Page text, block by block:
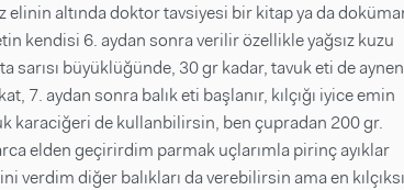
altında doktor tavsiyesi bir kitap ya da
kendisi 6. aydan sonra verilir özellikle yağsız kuzu
büyüklüğünde, 30 gr kadar, tavuk eti de
7. aydan sonra balık eti başlanır, kılçığı iyice emin
karaciğeri de kullanbilirsin, ben çupradan 200 gr.
elden geçirirdim parmak uçlarımla pirinç ayıklar
diğer balıkları da verebilirsin ama en